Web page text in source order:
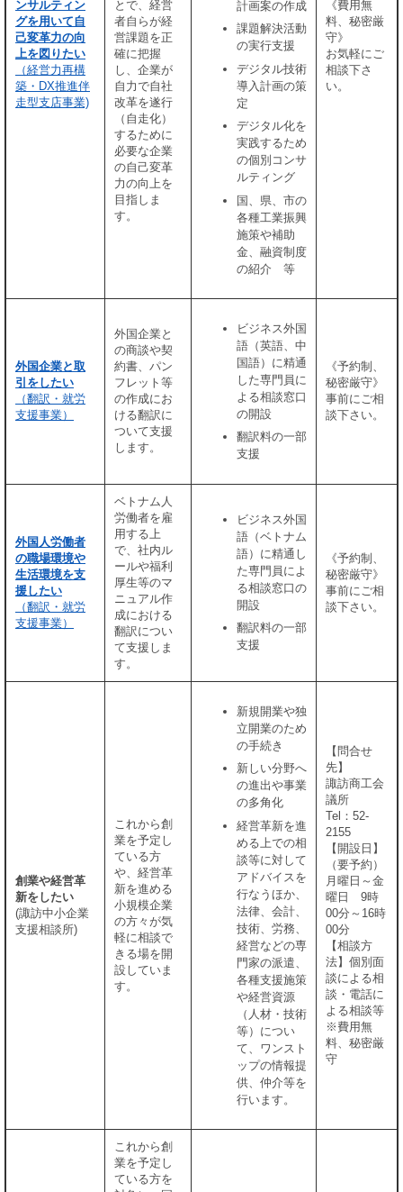
ンサルティン
グを用いて自
己変革力の向
上を図りたい
（経営力再構
築・DX推進伴
走型支店事業)
とで、経営
者自らが経
営課題を正
確に把握
し、企業が
自力で自社
改革を遂行
（自走化）
するために
必要な企業
の自己変革
力の向上を
目指しま
す。
計画案の作成
課題解決活動
の実行支援
デジタル技術
導入計画の策
定
デジタル化を
実践するため
の個別コンサ
ルティング
国、県、市の
各種工業振興
施策や補助
金、融資制度
の紹介 等
《費用無
料、秘密厳
守》
お気軽にご
相談下さ
い。
外国企業と取
引をしたい
（翻訳・就労
支援事業）
外国企業と
の商談や契
約書、パン
フレット等
の作成にお
ける翻訳に
ついて支援
します。
ビジネス外国
語（英語、中
国語）に精通
した専門員に
よる相談窓口
の開設
翻訳料の一部
支援
《予約制、
秘密厳守》
事前にご相
談下さい。
外国人労働者
の職場環境や
生活環境を支
援したい
（翻訳・就労
支援事業）
ベトナム人
労働者を雇
用する上
で、社内ル
ールや福利
厚生等のマ
ニュアル作
成における
翻訳につい
て支援しま
す。
ビジネス外国
語（ベトナム
語）に精通し
た専門員によ
る相談窓口の
開設
翻訳料の一部
支援
《予約制、
秘密厳守》
事前にご相
談下さい。
創業や経営革
新をしたい
(諏訪中小企業
支援相談所)
これから創
業を予定し
ている方
や、経営革
新を進める
小規模企業
の方々が気
軽に相談で
きる場を開
設していま
す。
新規開業や独
立開業のため
の手続き
新しい分野へ
の進出や事業
の多角化
経営革新を進
める上での相
談等に対して
アドバイスを
行なうほか、
法律、会計、
技術、労務、
経営などの専
門家の派遣、
各種支援施策
や経営資源
（人材・技術
等）につい
て、ワンスト
ップの情報提
供、仲介等を
行います。
【問合せ
先】
諏訪商工会
議所
Tel：52-
2155
【開設日】
（要予約）
月曜日～金
曜日 9時
00分～16時
00分
【相談方
法】個別面
談による相
談・電話に
よる相談等
※費用無
料、秘密厳
守
これから創
業を予定し
ている方を